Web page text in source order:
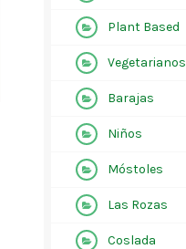
Plant Based
Vegetarianos
Barajas
Niños
Móstoles
Las Rozas
Coslada